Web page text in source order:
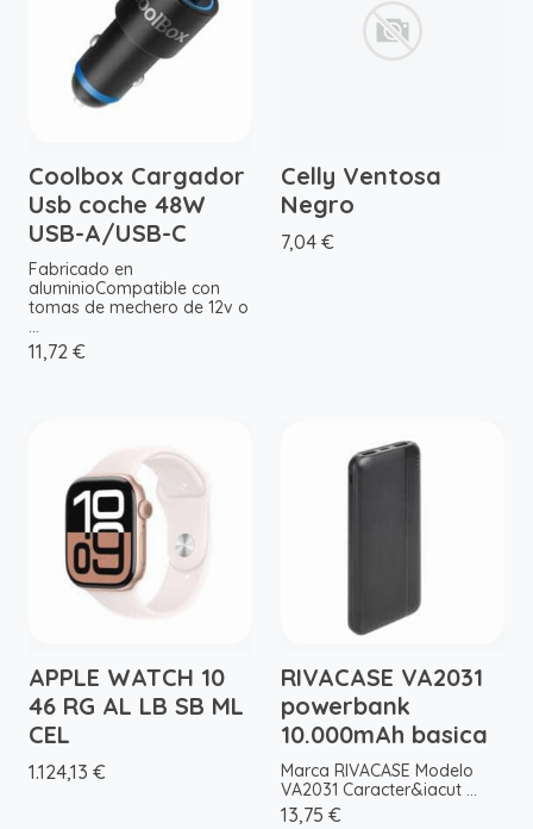
Coolbox Cargador
Usb coche 48W
USB-A/USB-C
Fabricado en
aluminioCompatible con
tomas de mechero de 12v o
...
11,72 €
Celly Ventosa
Negro
7,04 €
APPLE WATCH 10
46 RG AL LB SB ML
CEL
1.124,13 €
RIVACASE VA2031
powerbank
10.000mAh basica
Marca RIVACASE Modelo
VA2031 Caracter&iacut ...
13,75 €